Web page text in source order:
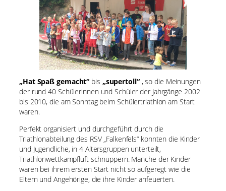
„Hat Spaß gemacht“ bis „supertoll“, so die Meinungen
der rund 40 Schülerinnen und Schüler der Jahrgänge 2002
bis 2010, die am Sonntag beim Schülertriathlon am Start
waren.
Perfekt organisiert und durchgeführt durch die
Triathlonabteilung des RSV „Falkenfels“ konnten die Kinder
und Jugendliche, in 4 Altersgruppen unterteilt,
Triathlonwettkampfluft schnuppern. Manche der Kinder
waren bei ihrem ersten Start nicht so aufgeregt wie die
Eltern und Angehörige, die ihre Kinder anfeuerten.